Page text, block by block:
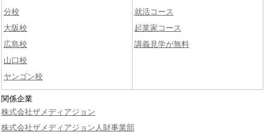
分校
大阪校
広島校
山口校
ヤンゴン校
就活コース
起業家コース
講義見学が無料
関係企業
株式会社ザメディアジョン
株式会社ザメディアジョン人財事業部